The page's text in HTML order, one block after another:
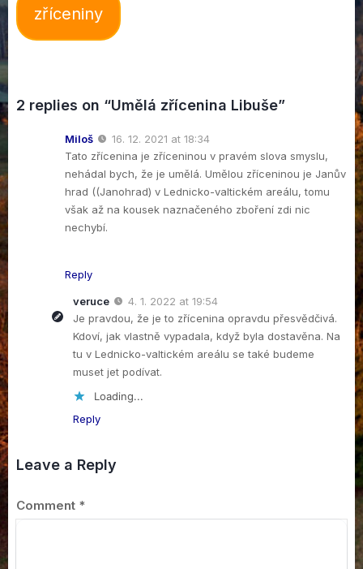
zříceniny
2 replies on “Umělá zřícenina Libuše”
Miloš
16. 12. 2021 at 18:34
Tato zřícenina je zříceninou v pravém slova smyslu,
nehádal bych, že je umělá. Umělou zříceninou je Janův
hrad ((Janohrad) v Lednicko-valtickém areálu, tomu
však až na kousek naznačeného zboření zdi nic
nechybí.
Reply
veruce
4. 1. 2022 at 19:54
Je pravdou, že je to zřícenina opravdu přesvědčivá.
Kdoví, jak vlastně vypadala, když byla dostavěna. Na
tu v Lednicko-valtickém areálu se také budeme
muset jet podívat.
Loading...
Reply
Leave a Reply
Comment *